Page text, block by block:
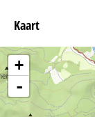
Kaart
+
-